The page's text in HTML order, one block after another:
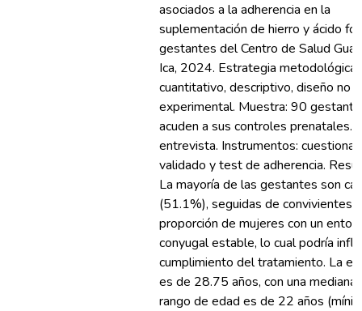
asociados a la adherencia en la
suplementación de hierro y ácido
gestantes del Centro de Salud
Ica, 2024. Estrategia
cuantitativo, descriptivo, diseño no
experimental. Muestra: 90
acuden a sus controles prenatales.
entrevista. Instrumentos:
validado y test de adherencia.
La mayoría de las gestantes son
(51.1%), seguidas de convivientes
proporción de mujeres con un
conyugal estable, lo cual podría
cumplimiento del tratamiento. La
es de 28.75 años, con una
rango de edad es de 22 años